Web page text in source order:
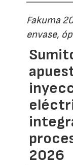
Fakuma
envase,
2026